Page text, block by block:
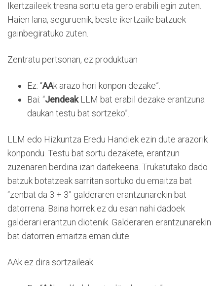
Ikertzaileek tresna sortu eta gero erabili egin zuten.
Haien lana, seguruenik, beste ikertzaile batzuek
gainbegiratuko zuten.
Zentratu pertsonan, ez produktuan
Ez: “AAk arazo hori konpon dezake”.
Bai: “JendeakLLM bat erabil dezake erantzuna
daukan testu bat sortzeko”.
LLM edo Hizkuntza Eredu Handiek ezin dute arazorik
konpondu. Testu bat sortu dezakete, erantzun
zuzenaren berdina izan daitekeena. Trukatutako dado
batzuk botatzeak sarritan sortuko du emaitza bat
“zenbat da 3 + 3” galderaren erantzunarekin bat
datorrena. Baina horrek ez du esan nahi dadoek
galderari erantzun diotenik. Galderaren erantzunarekin
bat datorren emaitza eman dute.
AAk ez dira sortzaileak.